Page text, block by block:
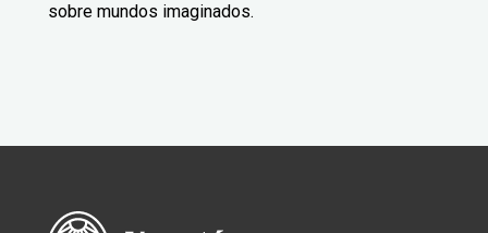
sobre mundos imaginados.